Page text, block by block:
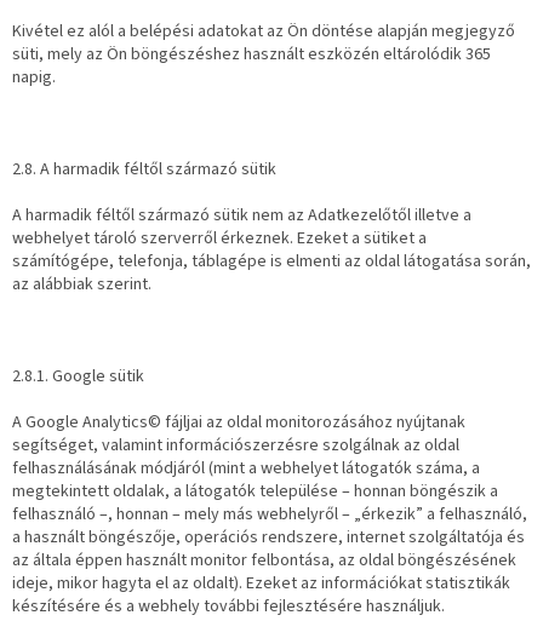
Kivétel ez alól a belépési adatokat az Ön döntése alapján megjegyző
süti, mely az Ön böngészéshez használt eszközén eltárolódik 365
napig.
2.8. A harmadik féltől származó sütik
A harmadik féltől származó sütik nem az Adatkezelőtől illetve a
webhelyet tároló szerverről érkeznek. Ezeket a sütiket a
számítógépe, telefonja, táblagépe is elmenti az oldal látogatása során,
az alábbiak szerint.
2.8.1. Google sütik
A Google Analytics© fájljai az oldal monitorozásához nyújtanak
segítséget, valamint információszerzésre szolgálnak az oldal
felhasználásának módjáról (mint a webhelyet látogatók száma, a
megtekintett oldalak, a látogatók települése – honnan böngészik a
felhasználó –, honnan – mely más webhelyről – „érkezik” a felhasználó,
a használt böngészője, operációs rendszere, internet szolgáltatója és
az általa éppen használt monitor felbontása, az oldal böngészésének
ideje, mikor hagyta el az oldalt). Ezeket az információkat statisztikák
készítésére és a webhely további fejlesztésére használjuk.